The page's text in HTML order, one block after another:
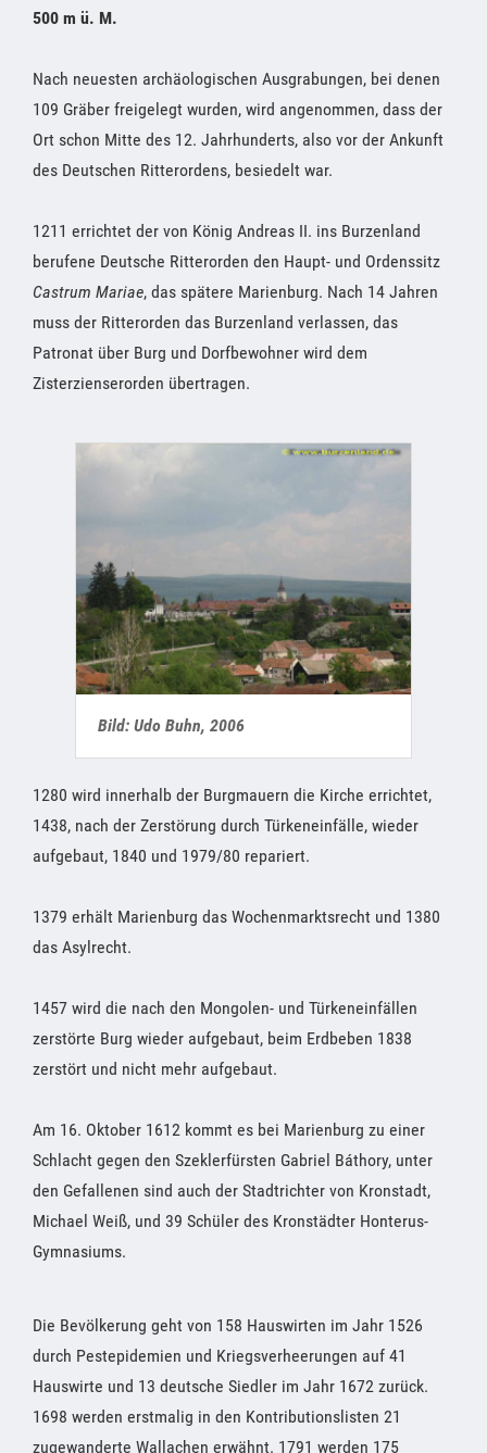
500 m ü. M.
Nach neuesten archäologischen Ausgrabungen, bei denen
109 Gräber freigelegt wurden, wird angenommen, dass der
Ort schon Mitte des 12. Jahrhunderts, also vor der Ankunft
des Deutschen Ritterordens, besiedelt war.
1211 errichtet der von König Andreas II. ins Burzenland
berufene Deutsche Ritterorden den Haupt- und Ordenssitz
Castrum Mariae, das spätere Marienburg. Nach 14 Jahren
muss der Ritterorden das Burzenland verlassen, das
Patronat über Burg und Dorfbewohner wird dem
Zisterzienserorden übertragen.
Bild: Udo Buhn, 2006
1280 wird innerhalb der Burgmauern die Kirche errichtet,
1438, nach der Zerstörung durch Türkeneinfälle, wieder
aufgebaut, 1840 und 1979/80 repariert.
1379 erhält Marienburg das Wochenmarktsrecht und 1380
das Asylrecht.
1457 wird die nach den Mongolen- und Türkeneinfällen
zerstörte Burg wieder aufgebaut, beim Erdbeben 1838
zerstört und nicht mehr aufgebaut.
Am 16. Oktober 1612 kommt es bei Marienburg zu einer
Schlacht gegen den Szeklerfürsten Gabriel Báthory, unter
den Gefallenen sind auch der Stadtrichter von Kronstadt,
Michael Weiß, und 39 Schüler des Kronstädter Honterus-
Gymnasiums.
Die Bevölkerung geht von 158 Hauswirten im Jahr 1526
durch Pestepidemien und Kriegsverheerungen auf 41
Hauswirte und 13 deutsche Siedler im Jahr 1672 zurück.
1698 werden erstmalig in den Kontributionslisten 21
zugewanderte Wallachen erwähnt. 1791 werden 175